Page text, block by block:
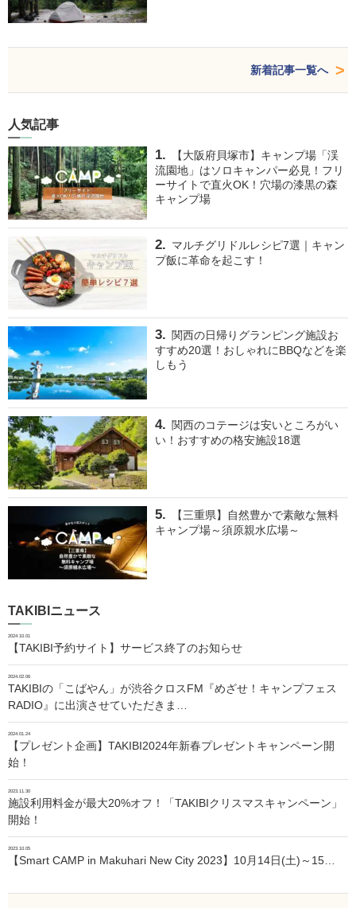
新着記事一覧へ
人気記事
【大阪府貝塚市】キャンプ場「渓
流園地」はソロキャンパー必見！フリ
ーサイトで直火OK！穴場の漆黒の森
キャンプ場
マルチグリドルレシピ7選｜キャン
プ飯に革命を起こす！
関西の日帰りグランピング施設お
すすめ20選！おしゃれにBBQなどを楽
しもう
関西のコテージは安いところがい
い！おすすめの格安施設18選
【三重県】自然豊かで素敵な無料
キャンプ場～須原親水広場～
TAKIBIニュース
2024.10.01
【TAKIBI予約サイト】サービス終了のお知らせ
2024.02.06
TAKIBIの「こばやん」が渋谷クロスFM『めざせ！キャンプフェス
RADIO』に出演させていただきま…
2024.01.24
【プレゼント企画】TAKIBI2024年新春プレゼントキャンペーン開
始！
2023.11.30
施設利用料金が最大20%オフ！「TAKIBIクリスマスキャンペーン」
開始！
2023.10.05
【Smart CAMP in Makuhari New City 2023】10月14日(土)～15…